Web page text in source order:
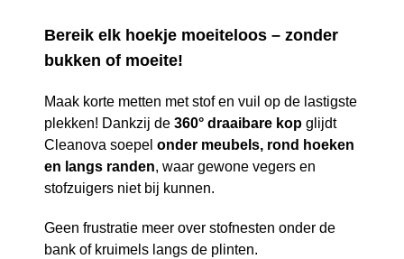
Bereik elk hoekje moeiteloos – zonder
bukken of moeite!
Maak korte metten met stof en vuil op de lastigste
plekken! Dankzij de360° draaibare kop glijdt
Cleanova soepelonder meubels, rond hoeken
en langs randen, waar gewone vegers en
stofzuigers niet bij kunnen.
Geen frustratie meer over stofnesten onder de
bank of kruimels langs de plinten.